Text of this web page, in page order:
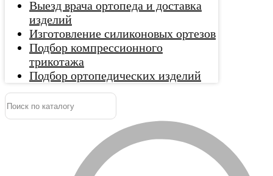
Выезд врача ортопеда и доставка
изделий
Изготовление силиконовых ортезов
Подбор компрессионного
трикотажа
Подбор ортопедических изделий